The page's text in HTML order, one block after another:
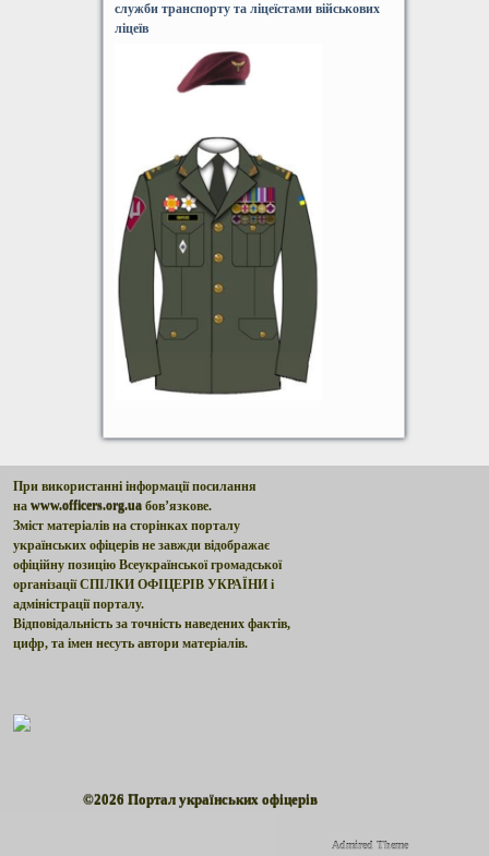
служби транспорту та ліцеїстами військових
ліцеїв
При використанні інформації посилання
наwww.officers.org.ua бов’язкове.
Зміст матеріалів на сторінках порталу
українських офіцерів не завжди відображає
офіційну позицію Всеукраїнської громадської
організації СПІЛКИ ОФІЦЕРІВ УКРАЇНИ і
адміністрації порталу.
Відповідальність за точність наведених фактів,
цифр, та імен несуть автори матеріалів.
©2026 Портал українських офіцерів
Admired Theme